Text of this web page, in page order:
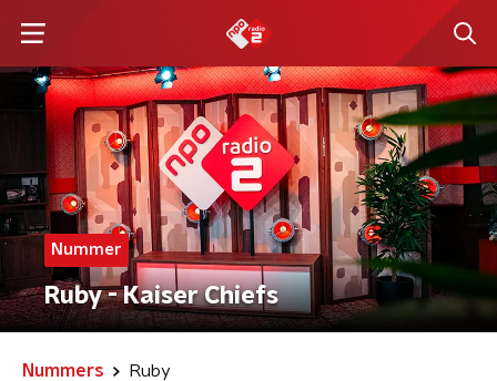
Nummer
Ruby - Kaiser Chiefs
Nummers Ruby